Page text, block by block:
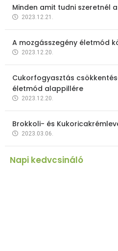
Minden amit tudni szeretnél
2023.12.21.
A mozgásszegény életmód
2023.12.20.
Cukorfogyasztás
életmód alappillére
2023.12.20.
Brokkoli- és
2023.03.06.
Napi kedvcsináló